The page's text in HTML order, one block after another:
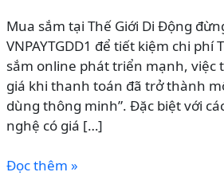
Mua sắm tại Thế Giới Di Động
VNPAYTGDD1 để tiết kiệm chi phí
sắm online phát triển mạnh, việc
giá khi thanh toán đã trở thành
dùng thông minh”. Đặc biệt với
nghệ có giá […]
NHẬP
Đọc thêm »